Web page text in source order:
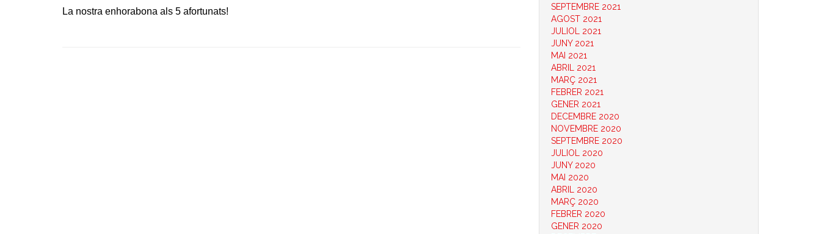
La nostra enhorabona als 5 afortunats!
SEPTEMBRE 2021
AGOST 2021
JULIOL 2021
JUNY 2021
MAI 2021
ABRIL 2021
MARÇ 2021
FEBRER 2021
GENER 2021
DECEMBRE 2020
NOVEMBRE 2020
SEPTEMBRE 2020
JULIOL 2020
JUNY 2020
MAI 2020
ABRIL 2020
MARÇ 2020
FEBRER 2020
GENER 2020